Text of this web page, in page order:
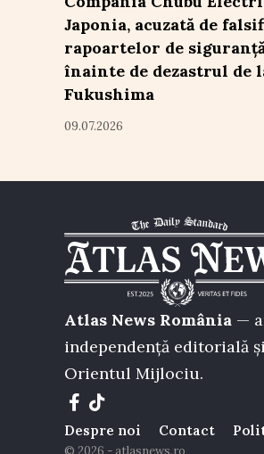
Japonia, acuzată de
rapoartelor de
înainte de dezastrul de
Fukushima
09.07.2026
Atlas News România —
independență editorială
Orientul Mijlociu.
Despre noi Contact
© 2026 - atlasnews.ro